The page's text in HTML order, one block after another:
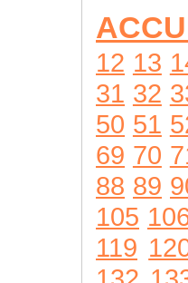
12 13
31 32
50 51
69 70
88 89
105
119